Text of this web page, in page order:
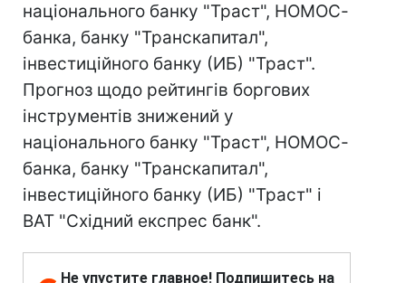
національного банку "Траст", НОМОС-
банка, банку "Транскапитал",
інвестиційного банку (ИБ) "Траст".
Прогноз щодо рейтингів боргових
інструментів знижений у
національного банку "Траст", НОМОС-
банка, банку "Транскапитал",
інвестиційного банку (ИБ) "Траст" і
ВАТ "Східний експрес банк".
Не упустите главное! Подпишитесь на